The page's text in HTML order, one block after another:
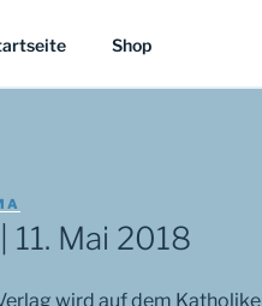
Shop
Mai 2018
wird auf dem